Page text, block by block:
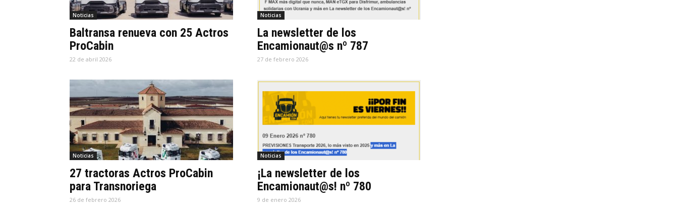
Noticias
Baltransa renueva con 25 Actros
ProCabin
22 de abril 2026
Noticias
La newsletter de los
Encamionaut@s nº 787
27 de febrero 2026
Noticias
27 tractoras Actros ProCabin
para Transnoriega
26 de febrero 2026
Noticias
¡La newsletter de los
Encamionaut@s! nº 780
9 de enero 2026